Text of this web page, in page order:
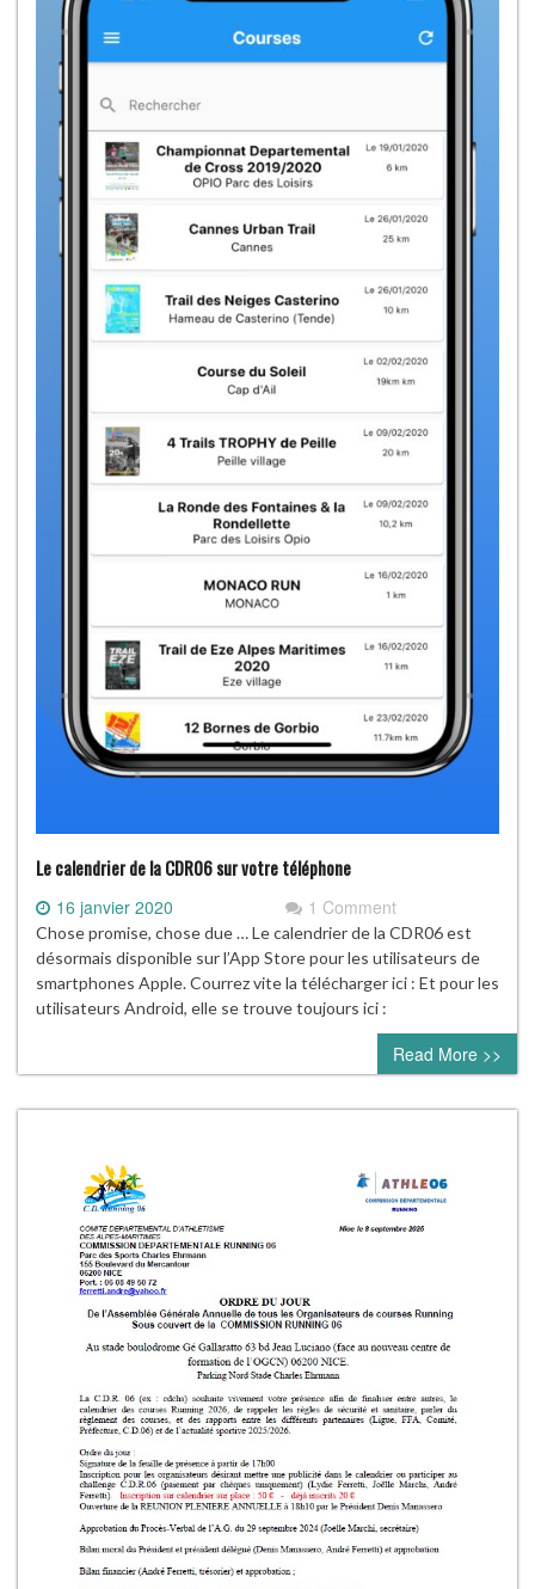
Le calendrier de la CDR06 sur votre téléphone
16 janvier 2020 1 Comment
Chose promise, chose due … Le calendrier de la CDR06 est
désormais disponible sur l’App Store pour les utilisateurs de
smartphones Apple. Courrez vite la télécharger ici : Et pour les
utilisateurs Android, elle se trouve toujours ici :
Read More >>